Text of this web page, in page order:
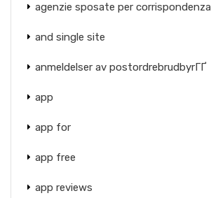
agenzie sposate per corrispondenza
and single site
anmeldelser av postordrebrudbyrГҐ
app
app for
app free
app reviews